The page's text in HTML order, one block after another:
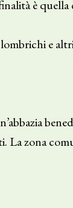
è quella
e
La zona